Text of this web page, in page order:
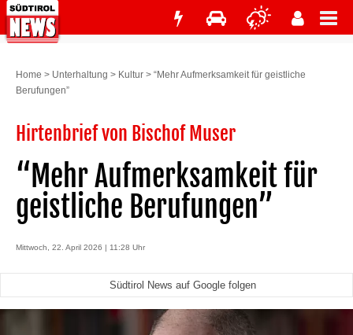
Home > Unterhaltung > Kultur > “Mehr Aufmerksamkeit für geistliche
Berufungen”
Hirtenbrief von Bischof Muser
“Mehr Aufmerksamkeit für
geistliche Berufungen”
Mittwoch, 22. April 2026 | 11:28 Uhr
Südtirol News auf Google folgen